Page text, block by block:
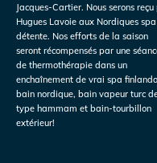
Jacques-Cartier. Nous serons
Hugues Lavoie aux Nordiques
détente. Nos efforts de la saison
seront récompensés par une
de thermothérapie dans un
enchaînement de vrai spa
bain nordique, bain vapeur turc
type hammam et bain-tourbillon
extérieur!